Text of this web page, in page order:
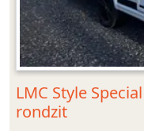
LMC Style
rondzit